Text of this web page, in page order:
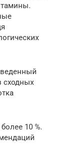
сходных
10 %.